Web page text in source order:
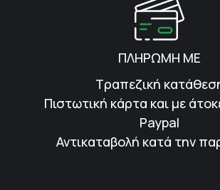
ΠΛΗΡΩΜΗ ΜΕ
Τραπεζική
Πιστωτική κάρτα και με
Paypal
Αντικαταβολή κατά την